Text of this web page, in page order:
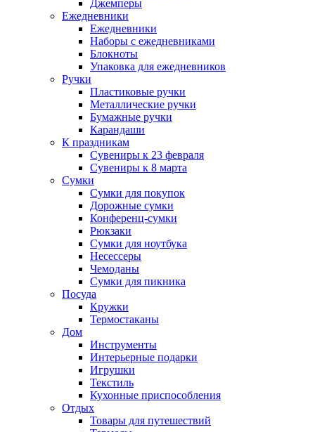
Джемперы
Ежедневники
Ежедневники
Наборы с ежедневниками
Блокноты
Упаковка для ежедневников
Ручки
Пластиковые ручки
Металлические ручки
Бумажные ручки
Карандаши
К праздникам
Сувениры к 23 февраля
Сувениры к 8 марта
Сумки
Сумки для покупок
Дорожные сумки
Конференц-сумки
Рюкзаки
Сумки для ноутбука
Несессеры
Чемоданы
Сумки для пикника
Посуда
Кружки
Термостаканы
Дом
Инструменты
Интерьерные подарки
Игрушки
Текстиль
Кухонные приспособления
Отдых
Товары для путешествий